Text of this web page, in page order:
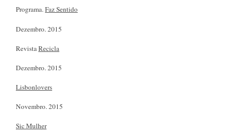
Programa.Faz Sentido
Dezembro. 2015
RevistaRecicla
Dezembro. 2015
Lisbonlovers
Novembro. 2015
Sic Mulher